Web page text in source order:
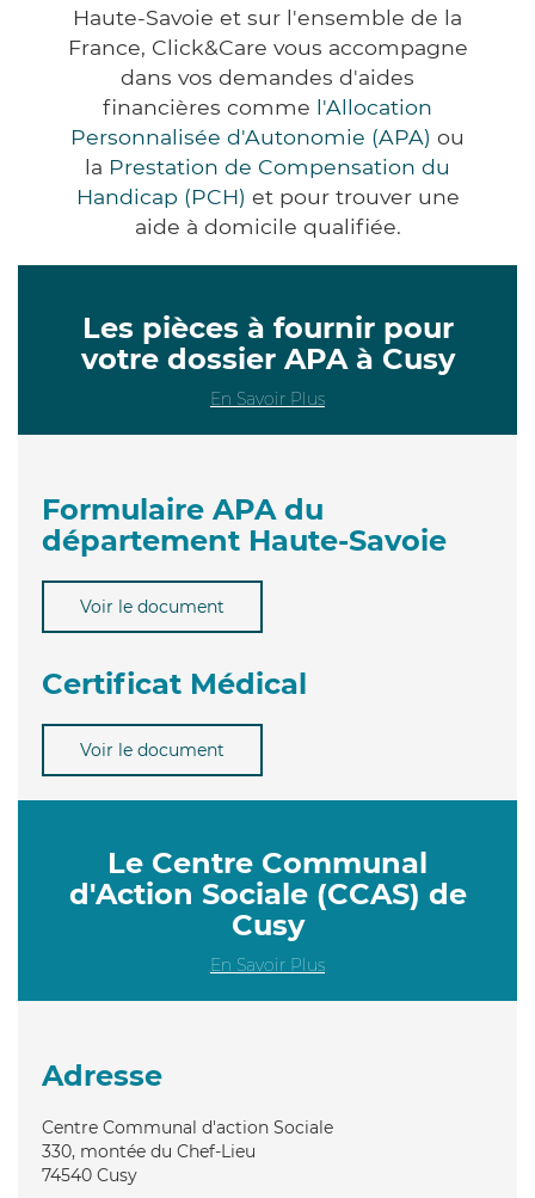
Haute-Savoie et sur l'ensemble de la
France, Click&Care vous accompagne
dans vos demandes d'aides
financières comme l'Allocation
Personnalisée d'Autonomie (APA) ou
la Prestation de Compensation du
Handicap (PCH) et pour trouver une
aide à domicile qualifiée.
Les pièces à fournir pour
votre dossier APA à Cusy
En Savoir Plus
Formulaire APA du
département Haute-Savoie
Voir le document
Certificat Médical
Voir le document
Le Centre Communal
d'Action Sociale (CCAS) de
Cusy
En Savoir Plus
Adresse
Centre Communal d'action Sociale
330, montée du Chef-Lieu
74540 Cusy